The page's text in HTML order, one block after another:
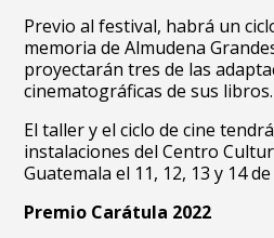
Previo al festival, habrá un
memoria de Almudena
proyectarán tres de las
cinematográficas de sus libros.
El taller y el ciclo de cine
instalaciones del Centro
Guatemala el 11, 12, 13 y 14
Premio Carátula 2022